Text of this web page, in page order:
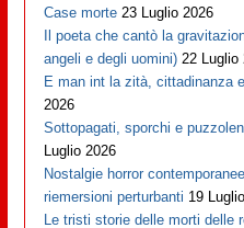
Case morte 23 Luglio 2026
Il poeta che cantò la
angeli e degli uomini) 22 Luglio
E man int la zità, cittadinanza
2026
Sottopagati, sporchi e
Luglio 2026
Nostalgie horror
riemersioni perturbanti 19
Le tristi storie delle morti delle